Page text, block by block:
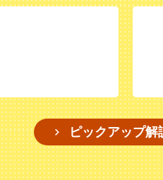
ピックアップ解